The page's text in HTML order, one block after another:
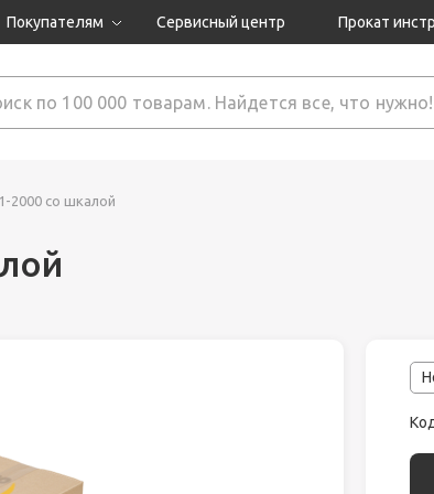
Покупателям
Как оформить заказ?
Сервисный центр Прокат
2000 со шкалой